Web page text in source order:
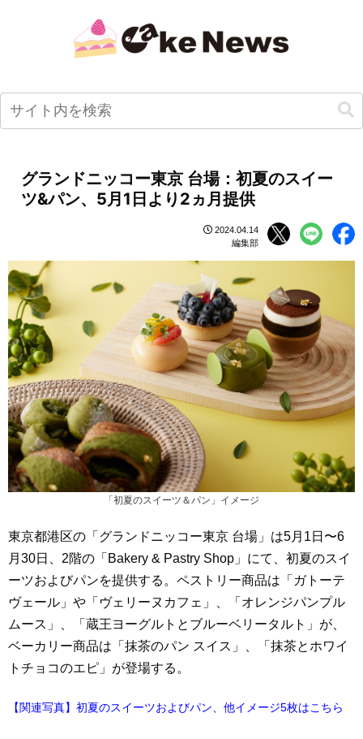
グランドニッコー東京 台場：初夏のスイー
ツ&パン、5月1日より2ヵ月提供
2024.04.14
編集部
「初夏のスイーツ＆パン」イメージ
東京都港区の「グランドニッコー東京 台場」は5月1日〜6
月30日、2階の「Bakery & Pastry Shop」にて、初夏のスイ
ーツおよびパンを提供する。ペストリー商品は「ガトーテ
ヴェール」や「ヴェリーヌカフェ」、「オレンジパンプル
ムース」、「蔵王ヨーグルトとブルーベリータルト」が、
ベーカリー商品は「抹茶のパン スイス」、「抹茶とホワイ
トチョコのエピ」が登場する。
【関連写真】初夏のスイーツおよびパン、他イメージ5枚はこちら